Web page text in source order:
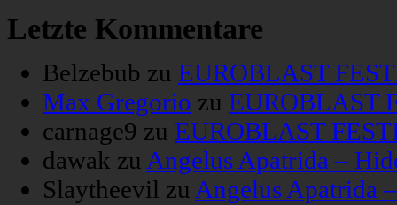
Letzte Kommentare
Belzebub zu EUROBLAST
Max Gregorio zu EUROBLAST
carnage9 zu EUROBLAST
dawak zu Angelus Apatrida –
Slaytheevil zu Angelus Apatrida